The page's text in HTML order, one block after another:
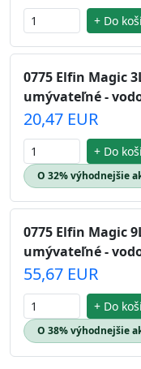
+ Do
0775 Elfin Magic
umývateľné -
20,47 EUR
+ Do
O 32% výhodnejšie
0775 Elfin Magic
umývateľné -
55,67 EUR
+ Do
O 38% výhodnejšie